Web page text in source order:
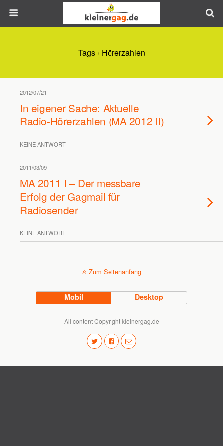
Tags › Hörerzahlen
2012/07/21
In eigener Sache: Aktuelle
Radio-Hörerzahlen (MA 2012 II)
KEINE ANTWORT
2011/03/09
MA 2011 I – Der messbare
Erfolg der Gagmail für
Radiosender
KEINE ANTWORT
Zum Seitenanfang
Mobil Desktop
All content Copyright kleinergag.de